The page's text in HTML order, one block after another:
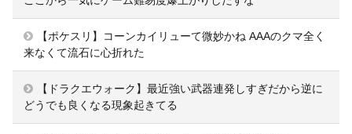
【ポケスリ】コーンカイリューて微妙かね AAAのクマ全く
来なくて流石に心折れた
【ドラクエウォーク】最近強い武器連発しすぎだから逆に
どうでも良くなる現象起きてる